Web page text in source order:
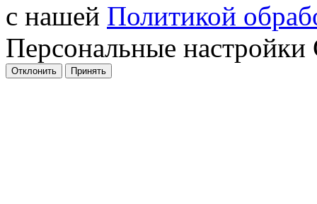
с нашей Политикой
Персональные настройки
Отклонить Принять